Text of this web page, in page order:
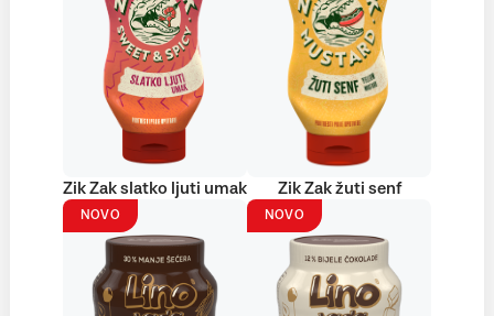
Zik Zak slatko ljuti umak Zik Zak žuti senf
NOVO NOVO